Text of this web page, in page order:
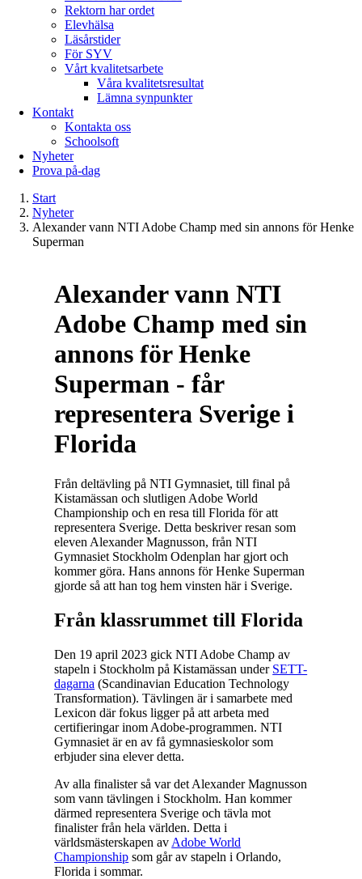
Rektorn har ordet
Elevhälsa
Läsårstider
För SYV
Vårt kvalitetsarbete
Våra kvalitetsresultat
Lämna synpunkter
Kontakt
Kontakta oss
Schoolsoft
Nyheter
Prova på-dag
Start
Nyheter
Alexander vann NTI Adobe Champ med sin annons för Henke
Superman
Alexander vann NTI
Adobe Champ med sin
annons för Henke
Superman - får
representera Sverige i
Florida
Från deltävling på NTI Gymnasiet, till final på
Kistamässan och slutligen Adobe World
Championship och en resa till Florida för att
representera Sverige. Detta beskriver resan som
eleven Alexander Magnusson, från NTI
Gymnasiet Stockholm Odenplan har gjort och
kommer göra. Hans annons för Henke Superman
gjorde så att han tog hem vinsten här i Sverige.
Från klassrummet till Florida
Den 19 april 2023 gick NTI Adobe Champ av
stapeln i Stockholm på Kistamässan under SETT-
dagarna (Scandinavian Education Technology
Transformation). Tävlingen är i samarbete med
Lexicon där fokus ligger på att arbeta med
certifieringar inom Adobe-programmen. NTI
Gymnasiet är en av få gymnasieskolor som
erbjuder sina elever detta.
Av alla finalister så var det Alexander Magnusson
som vann tävlingen i Stockholm. Han kommer
därmed representera Sverige och tävla mot
finalister från hela världen. Detta i
världsmästerskapen av Adobe World
Championship som går av stapeln i Orlando,
Florida i sommar.